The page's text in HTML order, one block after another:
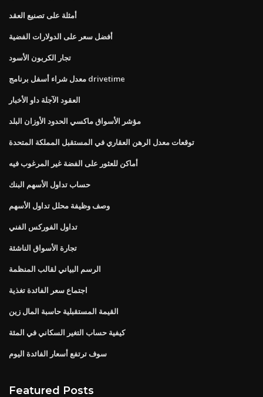
أمثلة على تصنيع العقد
أفضل سعر على الدولارات الفضية
تجار الكربون الأسود
معدل شراء أسفل برنامج drivetime
العقود الآجلة داو الأخبار
مؤشر الأسواق ماكسي الحدود الأوزان البلد
توقعات معدل الرهن العقاري في المستقبل المملكة المتحدة
أماكن للعثور على الفضة غير المرغوب فيه
حساب تداول الأسهم البنك
وصف وظيفة محلل تداول الأسهم
تداول الفوركس الفني
تجارة الأسواق الناشئة
الرسم البياني لقالب المنظمة
اجتماع سعر الفائدة تغذية
القيمة المستقبلية حاسبة المال زين
كيفية حساب التغير السكاني في المئة
سوف ترتفع أسعار الفائدة اليوم
Featured Posts